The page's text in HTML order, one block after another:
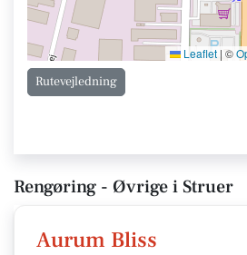
Leaflet | ©
Rutevejledning
Rengøring - Øvrige i Struer
Aurum Bliss